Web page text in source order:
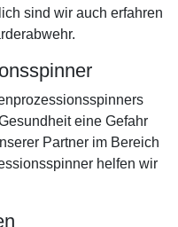
sind wir auch erfahren
eine Gefahr
Partner im Bereich
helfen wir